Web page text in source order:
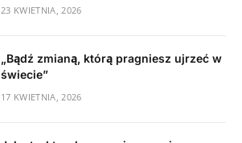
23 KWIETNIA, 2026
„Bądź zmianą, którą pragniesz ujrzeć w
świecie”
17 KWIETNIA, 2026